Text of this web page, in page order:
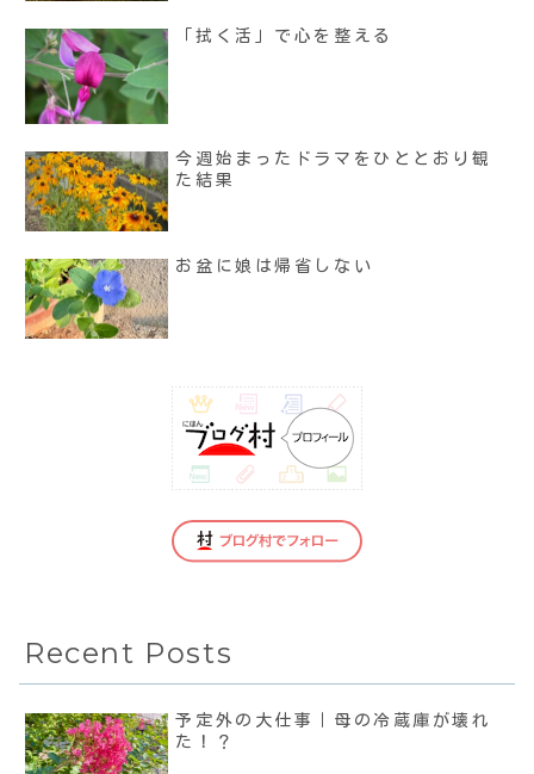
「拭く活」で心を整える
今週始まったドラマをひととおり観
た結果
お盆に娘は帰省しない
Recent Posts
予定外の大仕事｜母の冷蔵庫が壊れ
た！？